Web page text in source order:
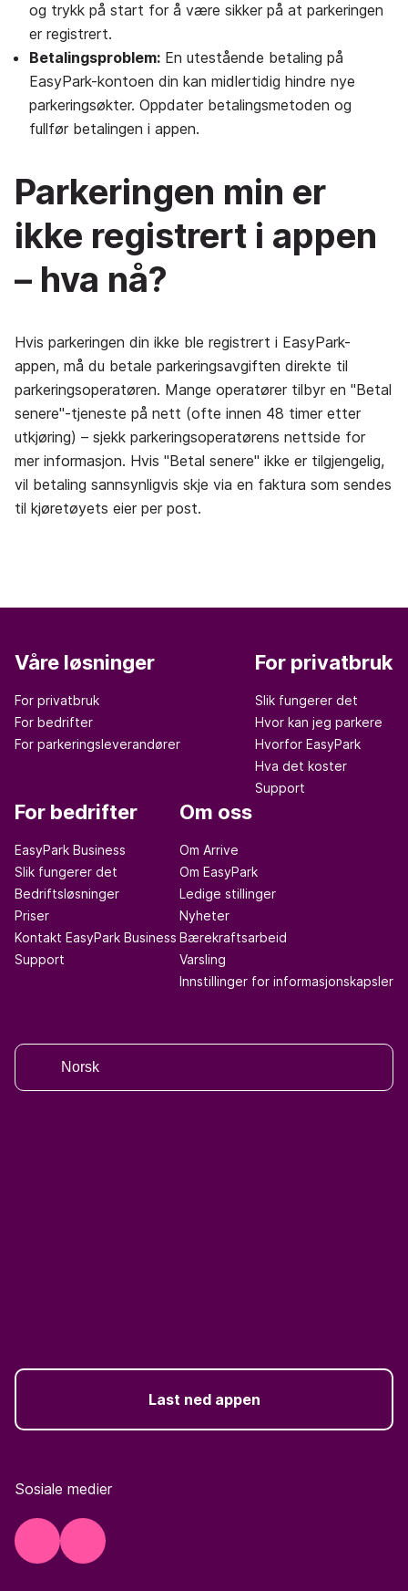
og trykk på start for å være sikker på at parkeringen
er registrert.
Betalingsproblem: En utestående betaling på
EasyPark-kontoen din kan midlertidig hindre nye
parkeringsøkter. Oppdater betalingsmetoden og
fullfør betalingen i appen.
Parkeringen min er
ikke registrert i appen
– hva nå?
Hvis parkeringen din ikke ble registrert i EasyPark-
appen, må du betale parkeringsavgiften direkte til
parkeringsoperatøren. Mange operatører tilbyr en "Betal
senere"-tjeneste på nett (ofte innen 48 timer etter
utkjøring) – sjekk parkeringsoperatørens nettside for
mer informasjon. Hvis "Betal senere" ikke er tilgjengelig,
vil betaling sannsynligvis skje via en faktura som sendes
til kjøretøyets eier per post.
Våre løsninger
For privatbruk
For bedrifter
For parkeringsleverandører
For privatbruk
Slik fungerer det
Hvor kan jeg parkere
Hvorfor EasyPark
Hva det koster
Support
For bedrifter
EasyPark Business
Slik fungerer det
Bedriftsløsninger
Priser
Kontakt EasyPark Business
Support
Om oss
Om Arrive
Om EasyPark
Ledige stillinger
Nyheter
Bærekraftsarbeid
Varsling
Innstillinger for informasjonskapsler
Norsk
Last ned appen
Sosiale medier